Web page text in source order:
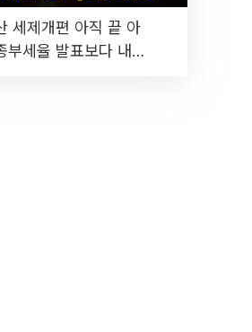
세제개편 아직 끝 아
부세율 발표보다 내릴